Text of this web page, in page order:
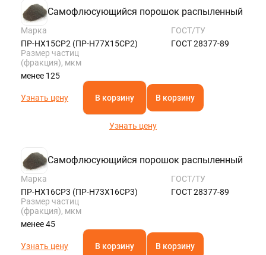
Самофлюсующийся порошок распыленный
Марка
ПР-НХ15СР2 (ПР-Н77Х15СР2)
ГОСТ/ТУ
ГОСТ 28377-89
Размер частиц
(фракция), мкм
менее 125
Узнать цену В корзину В корзину
Узнать цену
Самофлюсующийся порошок распыленный
Марка
ПР-НХ16СР3 (ПР-Н73Х16СР3)
ГОСТ/ТУ
ГОСТ 28377-89
Размер частиц
(фракция), мкм
менее 45
Узнать цену В корзину В корзину